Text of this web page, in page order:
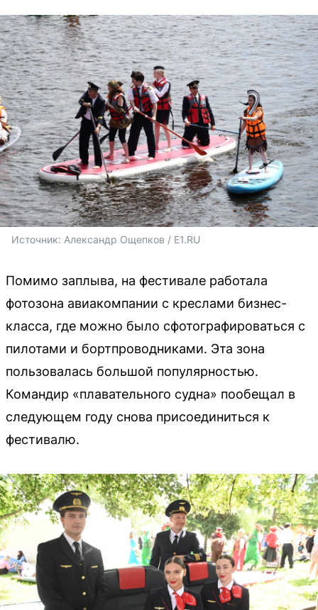
Источник: Александр Ощепков / E1.RU
Помимо заплыва, на фестивале работала
фотозона авиакомпании с креслами бизнес-
класса, где можно было сфотографироваться с
пилотами и бортпроводниками. Эта зона
пользовалась большой популярностью.
Командир «плавательного судна» пообещал в
следующем году снова присоединиться к
фестивалю.